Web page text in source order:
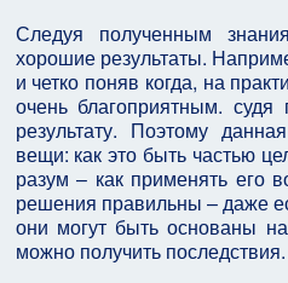
Следуя полученным
хорошие результаты.
и четко поняв когда, на
очень благоприятным.
результату. Поэтому
вещи: как это быть частью
разум – как применять его
решения правильны – даже
они могут быть основаны
можно получить последствия.